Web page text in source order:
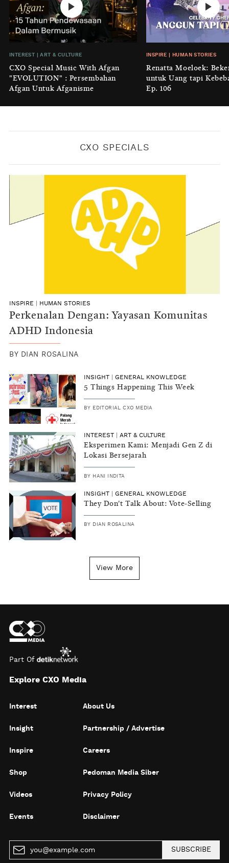
No Place Like: Camping Ground
Cidulang
KONTRIBUTOR CXO MEDIA
GENERAL KNOWLEDGE
Luruhnya Daun Terakhir: Kala
'Benteng Alam' yang Tak Lagi Bisa
Melindungi
BYKONTRIBUTOR CXO MEDIA
INTEREST |ART & CULTURE
CXO Special Music With Afgan
"EVOLUTION" : Persembahan
Afgan Untuk Afganisme
INSPIRE HUMAN STORIES
Renatta Moeloek:
untuk Uang tapi
Ep. 106
CXO SPECIALS
INSPIRE HUMAN STORIES
Perkenalan Dengan: Yayasan Komunitas
ADHD Indonesia
BY DIAN ROSALINA
INSIGHT GENERAL KNOWLEDGE
5 Things Happening This Week
BY EDITORIAL CXO MEDIA
INTEREST ART & CULTURE
Eksperimen Kami: Menjadi Gen Z di
Lokasi Bersejarah
BY HANI INDITA
INSIGHT GENERAL KNOWLEDGE
They Don't Talk About: Vote-Selling
BY DIAN ROSALINA
View More
Part Of
Explore CXO Media
Interest
Insight
Inspire
Shop
Videos
Events
About Us
Partnership / Advertise
Careers
Pedoman Media Siber
Privacy Policy
Disclaimer
SUBSCRIBE